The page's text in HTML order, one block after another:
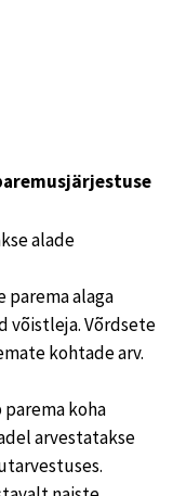
alade
parema alaga
võistleja. Võrdsete
kohtade arv.
koha
arvestatakse